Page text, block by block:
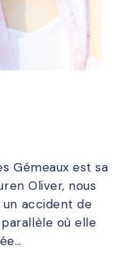
Gémeaux est sa
Oliver, nous
un accident de
où elle